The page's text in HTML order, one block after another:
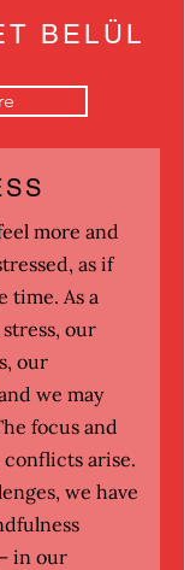
BELÜL
more and
as if
time. As a
our
our
we may
focus and
arise.
we have
in our